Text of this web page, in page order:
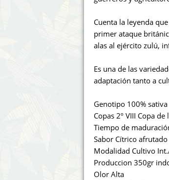
Barney's Farm
Blimburn Seeds
Bulk Seed Bank
Cannabella Genetics
Cuenta la leyenda
primer ataque
alas al ejército zulú,
Es una de las
adaptación tanto a
Genotipo 100% sativa
Copas 2º VIII Copa
Tiempo de
Sabor Cítrico afrutado
Modalidad Cultivo
Produccion 350gr
Olor Alta